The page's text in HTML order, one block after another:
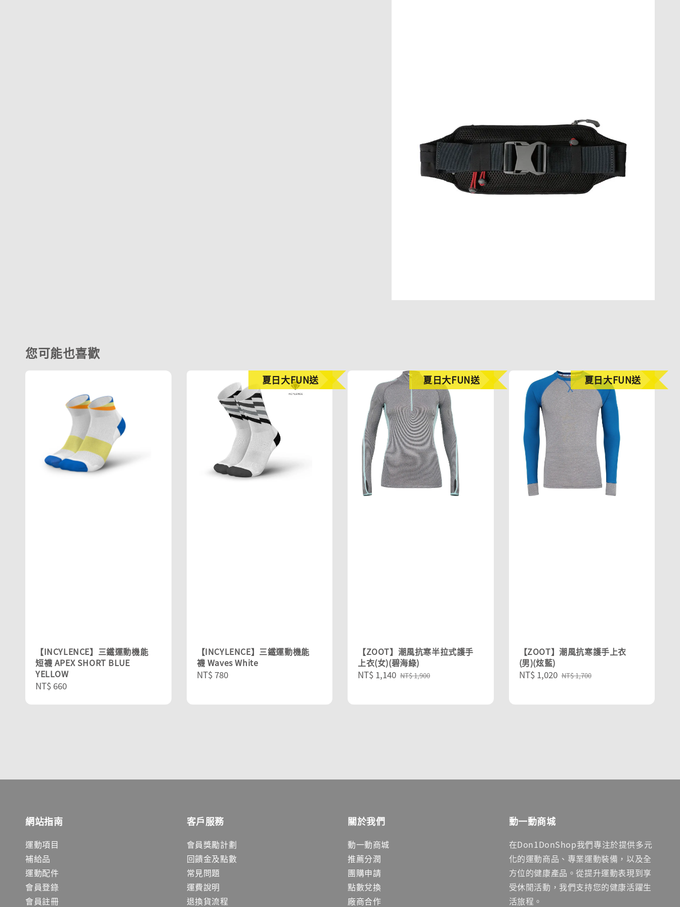
您可能也喜歡
【INCYLENCE】三鐵運動機能
短襪 APEX SHORT BLUE
YELLOW
Regular
NT$ 660
夏日大FUN送
【INCYLENCE】三鐵運動機能
襪 Waves White
Regular
NT$ 780
夏日大FUN送
【ZOOT】潮風抗寒半拉式護手
上衣(女)(碧海綠)
Sale
NT$ 1,140 Regular
NT$ 1,900
夏日大FUN送
【ZOOT】潮風抗寒護手上衣
(男)(炫藍)
Sale
NT$ 1,020 Regular
NT$ 1,700
網站指南
運動項目
補給品
運動配件
會員登錄
會員註冊
客戶服務
會員獎勵計劃
回饋金及點數
常見問題
運費說明
退換貨流程
關於我們
動一動商城
推薦分潤
團購申請
點數兌換
廠商合作
動一動商城
在Don1DonShop我們專注於提供多元
化的運動商品、專業運動裝備，以及全
方位的健康產品。從提升運動表現到享
受休閒活動，我們支持您的健康活躍生
活旅程。